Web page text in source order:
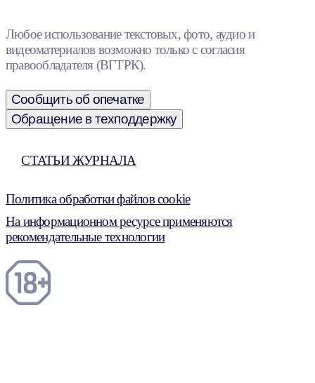
Любое использование текстовых, фото, аудио и
видеоматериалов возможно только с согласия
правообладателя (ВГТРК).
Сообщить об опечатке
Обращение в техподдержку
СТАТЬИ ЖУРНАЛА
Политика обработки файлов cookie
На информационном ресурсе применяются
рекомендательные технологии